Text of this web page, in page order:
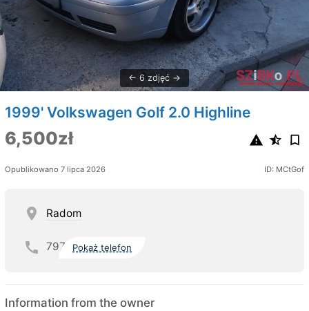
6 zdjęć
1999' Volkswagen Golf 2.0 Highline
6,500zł
Opublikowano 7 lipca 2026 ID: MCtGof
Radom
797 Pokaż telefon
Information from the owner